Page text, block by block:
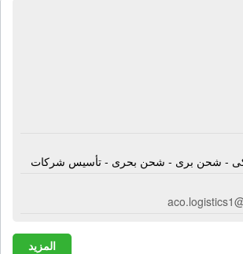
- شحن برى - شحن بحرى - تأسيس شركات
المزيد